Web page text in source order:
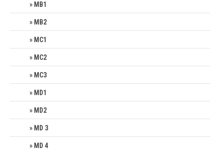
MB1
MB2
MC1
MC2
MC3
MD1
MD2
MD 3
MD 4